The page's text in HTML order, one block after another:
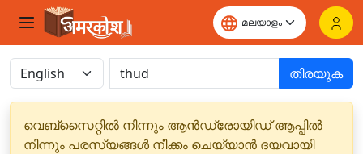
തിരയുക
വെബ്‌സൈറ്റിൽ നിന്നും ആൻഡ്രോയിഡ് ആപ്പിൽ
നിന്നും പരസ്യങ്ങൾ നീക്കം ചെയ്യാൻ ദയവായി